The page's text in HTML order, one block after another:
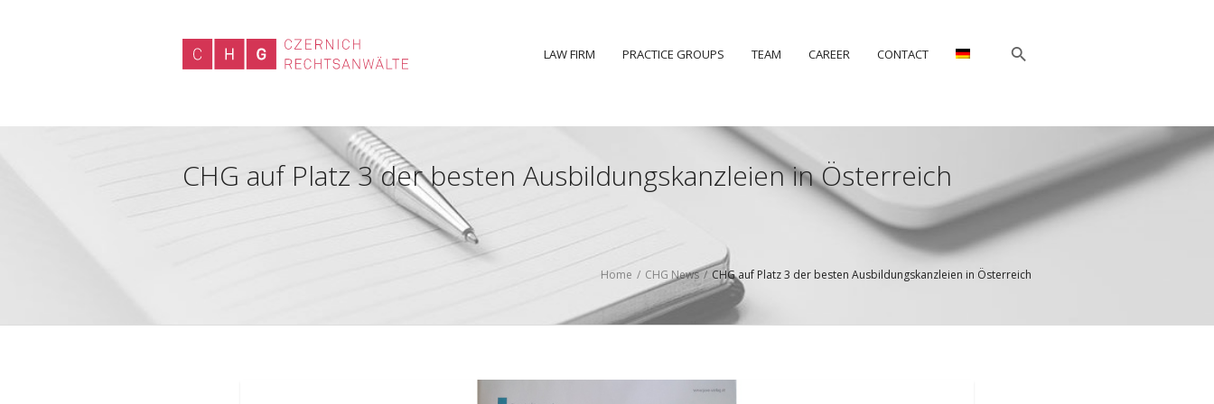
LAW FIRM PRACTICE GROUPS TEAM CAREER CONTACT
CHG auf Platz 3 der besten Ausbildungskanzleien in Österreich
Home / CHG News / CHG auf Platz 3 der besten Ausbildungskanzleien in Österreich